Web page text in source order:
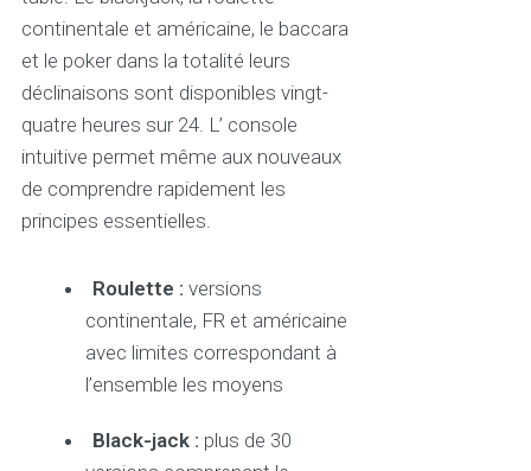
continentale et américaine, le baccara
et le poker dans la totalité leurs
déclinaisons sont disponibles vingt-
quatre heures sur 24. L’ console
intuitive permet même aux nouveaux
de comprendre rapidement les
principes essentielles.
Roulette : versions
continentale, FR et américaine
avec limites correspondant à
l’ensemble les moyens
Black-jack : plus de 30